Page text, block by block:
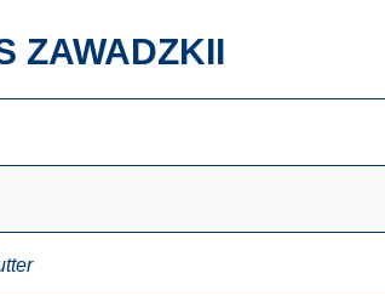
ZAWADZKII